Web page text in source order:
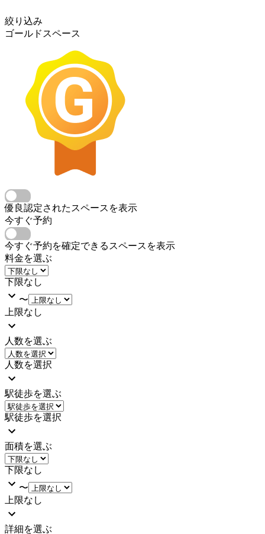
絞り込み
ゴールドスペース
優良認定されたスペースを表示
今すぐ予約
今すぐ予約を確定できるスペースを表示
料金を選ぶ
下限なし
〜
上限なし
人数を選ぶ
人数を選択
駅徒歩を選ぶ
駅徒歩を選択
面積を選ぶ
下限なし
〜
上限なし
詳細を選ぶ